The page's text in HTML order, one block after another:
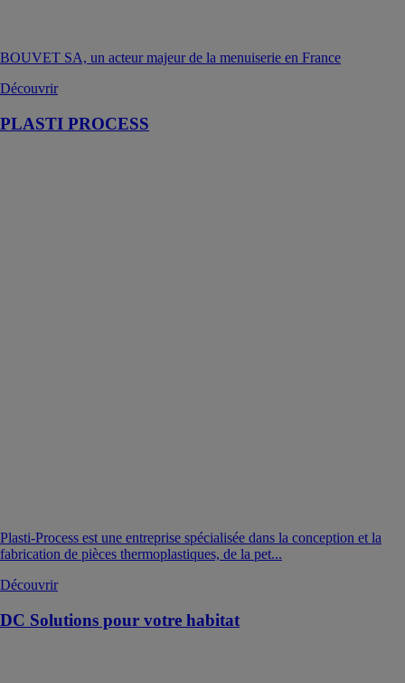
BOUVET SA, un acteur majeur de la menuiserie en France
Découvrir
PLASTI PROCESS
Plasti-Process est une entreprise spécialisée dans la conception et la
fabrication de pièces thermoplastiques, de la pet...
Découvrir
DC Solutions pour votre habitat